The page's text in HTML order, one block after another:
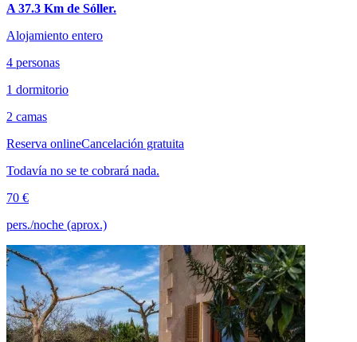
A 37.3 Km de Sóller.
Alojamiento entero
4 personas
1 dormitorio
2 camas
Reserva onlineCancelación gratuita
Todavía no se te cobrará nada.
70 €
pers./noche (aprox.)